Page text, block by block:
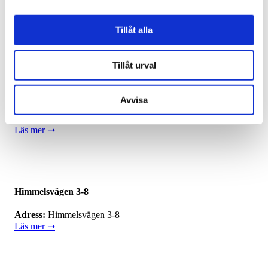
Tillåt alla
Tillåt urval
Avvisa
Adress:Storgatan 38
Läs mer ➝
Himmelsvägen 3-8
Adress: Himmelsvägen 3-8
Läs mer ➝